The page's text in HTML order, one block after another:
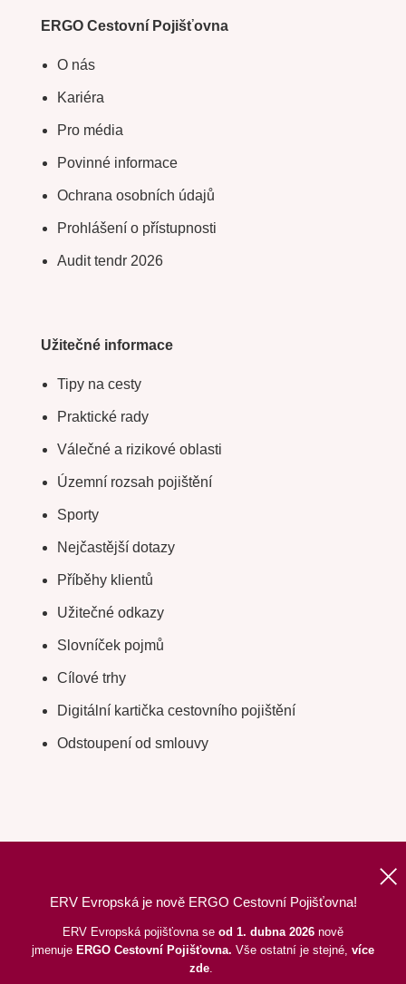
ERV Evropská je nově ERGO Cestovní Pojišťovna!
ERV Evropská pojišťovna se od 1. dubna 2026 nově
jmenuje ERGO Cestovní Pojišťovna. Vše ostatní je stejné, více
zde.
ERGO Cestovní Pojišťovna
O nás
Kariéra
Pro média
Povinné informace
Ochrana osobních údajů
Prohlášení o přístupnosti
Audit tendr 2026
Užitečné informace
Tipy na cesty
Praktické rady
Válečné a rizikové oblasti
Územní rozsah pojištění
Sporty
Nejčastější dotazy
Příběhy klientů
Užitečné odkazy
Slovníček pojmů
Cílové trhy
Digitální kartička cestovního pojištění
Odstoupení od smlouvy
©2026 ERGO Cestovní Pojišťovna, a. s., pod dohledem ČNB